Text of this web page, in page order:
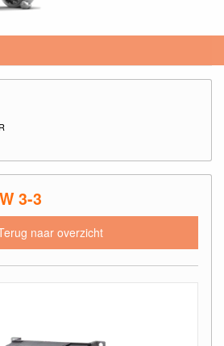
3-3
naar overzicht